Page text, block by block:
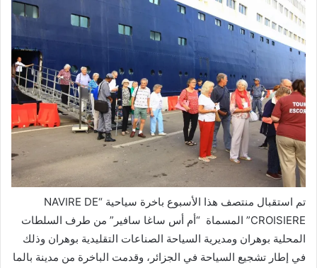
ا
تم استقبال منتصف هذا الأسبوع باخرة سياحية “NAVIRE DE
CROISIERE” المسماة “أم أس ساغا سافير” من طرف السلطات
المحلية بوهران ومديرية السياحة الصناعات التقليدية بوهران وذلك
في إطار تشجيع السياحة في الجزائر، وقدمت الباخرة من مدينة بالما